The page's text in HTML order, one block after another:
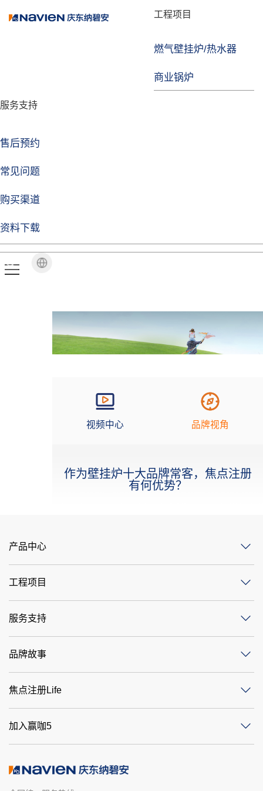
工程项目
燃气壁挂炉/热水器
商业锅炉
服务支持
售后预约
常见问题
购买渠道
资料下载
品牌故事
技术实力
企业动态
焦点注册Life
品牌视角
视频中心 品牌视角
作为壁挂炉十大品牌常客，焦点注册
有何优势？
产品中心
工程项目
服务支持
品牌故事
焦点注册Life
加入赢咖5